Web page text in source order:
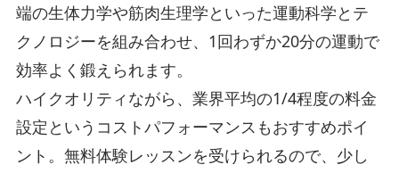
端の生体力学や筋肉生理学といった運動科学とテ
クノロジーを組み合わせ、1回わずか20分の運動で
効率よく鍛えられます。
ハイクオリティながら、業界平均の1/4程度の料金
設定というコストパフォーマンスもおすすめポイ
ント。無料体験レッスンを受けられるので、少し